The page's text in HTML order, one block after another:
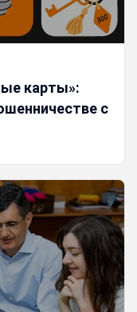
карты»:
с